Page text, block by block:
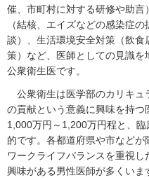
催、市町村に対する研修や助
（結核、エイズなどの感染症
談）、生活環境安全対策（飲
策）など、医師としての見識
公衆衛生医です。
公衆衛生は医学部のカリキュ
の貢献という意義に興味を持
1,000万円～1,200万円程と、
的です。各都道府県や市など
ワークライフバランスを重視
興味がある男性医師が多くいま